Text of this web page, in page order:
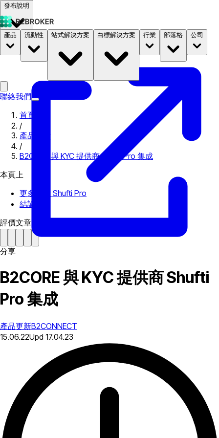
發布說明
文件 定價 B2STORE
產品 流動性 站式解決方案 白標解決方案 行業 部落格 公司
聯絡我們
首頁
/
產品更新
/
B2CORE 與 KYC 提供商 Shufti Pro 集成
本頁上
更多信息 Shufti Pro
結論
評價文章
分享
B2CORE 與 KYC 提供商 Shufti
Pro 集成
產品更新B2CONNECT
15.06.22Upd 17.04.23